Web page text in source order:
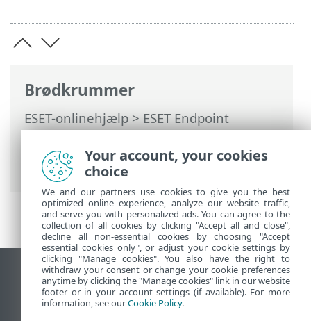
Brødkrummer
ESET-onlinehjælp>ESET Endpoint
Security>Programindstillinger>
Registreringsprogram> Malware-
scanninger
Vis computerwebsted
End of Life
ESET-vidensbase
Your account, your cookies
choice
We and our partners use cookies to give you the best
optimized online experience, analyze our website traffic,
and serve you with personalized ads. You can agree to the
collection of all cookies by clicking "Accept all and close",
decline all non-essential cookies by choosing "Accept
essential cookies only", or adjust your cookie settings by
clicking "Manage cookies". You also have the right to
withdraw your consent or change your cookie preferences
anytime by clicking the "Manage cookies" link in our website
footer or in your account settings (if available). For more
information, see ourCookie Policy.